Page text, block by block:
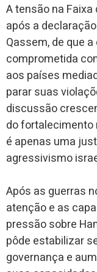
A tensão na
após a
Qassem, de que
comprometida
aos países
parar suas
discussão
do fortalecimento
é apenas uma
agressivismo
Após as guerras
atenção e as
pressão sobre
pôde estabilizar
governança e